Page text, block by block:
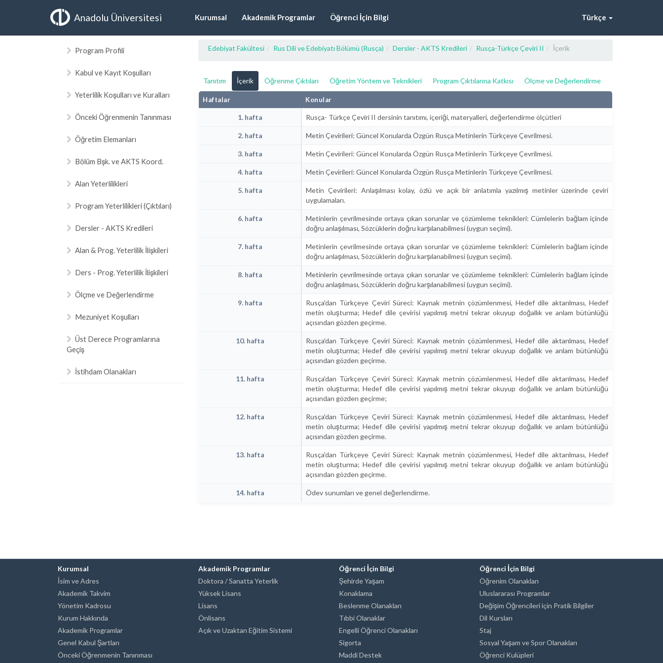
Anadolu Üniversitesi Kurumsal Akademik Programlar Öğrenci İçin Bilgi Türkçe
Program Profili
Kabul ve Kayıt Koşulları
Yeterlilik Koşulları ve Kuralları
Önceki Öğrenmenin Tanınması
Öğretim Elemanları
Bölüm Bşk. ve AKTS Koord.
Alan Yeterlilikleri
Program Yeterlilikleri (Çıktıları)
Dersler - AKTS Kredileri
Alan & Prog. Yeterlilik İlişkileri
Ders - Prog. Yeterlilik İlişkileri
Ölçme ve Değerlendirme
Mezuniyet Koşulları
Üst Derece Programlarına
Geçiş
İstihdam Olanakları
Edebiyat Fakültesi Rus Dili ve Edebiyatı Bölümü (Rusça) Dersler - AKTS Kredileri Rusça-Türkçe Çeviri II İçerik
Tanıtım İçerik Öğrenme Çıktıları Öğretim Yöntem ve Teknikleri Program Çıktılarına Katkısı Ölçme ve Değerlendirme
Haftalar Konular
1. hafta Rusça- Türkçe Çeviri II dersinin tanıtımı, içeriği, materyalleri, değerlendirme ölçütleri
2. hafta Metin Çevirileri: Güncel Konularda Özgün Rusça Metinlerin Türkçeye Çevrilmesi.
3. hafta Metin Çevirileri: Güncel Konularda Özgün Rusça Metinlerin Türkçeye Çevrilmesi.
4. hafta Metin Çevirileri: Güncel Konularda Özgün Rusça Metinlerin Türkçeye Çevrilmesi.
5. hafta
Metin Çevirileri: Anlaşılması kolay, özlü ve açık bir anlatımla yazılmış metinler üzerinde çeviri
uygulamaları.
6. hafta
Metinlerin çevrilmesinde ortaya çıkan sorunlar ve çözümleme teknikleri: Cümlelerin bağlam içinde
doğru anlaşılması, Sözcüklerin doğru karşılanabilmesi (uygun seçimi).
7. hafta
Metinlerin çevrilmesinde ortaya çıkan sorunlar ve çözümleme teknikleri: Cümlelerin bağlam içinde
doğru anlaşılması, Sözcüklerin doğru karşılanabilmesi (uygun seçimi).
8. hafta
Metinlerin çevrilmesinde ortaya çıkan sorunlar ve çözümleme teknikleri: Cümlelerin bağlam içinde
doğru anlaşılması, Sözcüklerin doğru karşılanabilmesi (uygun seçimi).
9. hafta
Rusça'dan Türkçeye Çeviri Süreci: Kaynak metnin çözümlenmesi, Hedef dile aktarılması, Hedef
metin oluşturma; Hedef dile çevirisi yapılmış metni tekrar okuyup doğallık ve anlam bütünlüğü
açısından gözden geçirme.
10. hafta
Rusça'dan Türkçeye Çeviri Süreci: Kaynak metnin çözümlenmesi, Hedef dile aktarılması, Hedef
metin oluşturma; Hedef dile çevirisi yapılmış metni tekrar okuyup doğallık ve anlam bütünlüğü
açısından gözden geçirme.
11. hafta
Rusça'dan Türkçeye Çeviri Süreci: Kaynak metnin çözümlenmesi, Hedef dile aktarılması, Hedef
metin oluşturma; Hedef dile çevirisi yapılmış metni tekrar okuyup doğallık ve anlam bütünlüğü
açısından gözden geçirme;
12. hafta
Rusça'dan Türkçeye Çeviri Süreci: Kaynak metnin çözümlenmesi, Hedef dile aktarılması, Hedef
metin oluşturma; Hedef dile çevirisi yapılmış metni tekrar okuyup doğallık ve anlam bütünlüğü
açısından gözden geçirme.
13. hafta
Rusça'dan Türkçeye Çeviri Süreci: Kaynak metnin çözümlenmesi, Hedef dile aktarılması, Hedef
metin oluşturma; Hedef dile çevirisi yapılmış metni tekrar okuyup doğallık ve anlam bütünlüğü
açısından gözden geçirme.
14. hafta Ödev sunumları ve genel değerlendirme.
Kurumsal
İsim ve Adres
Akademik Takvim
Yönetim Kadrosu
Kurum Hakkında
Akademik Programlar
Genel Kabul Şartları
Önceki Öğrenmenin Tanınması
Akademik Programlar
Doktora / Sanatta Yeterlik
Yüksek Lisans
Lisans
Önlisans
Açık ve Uzaktan Eğitim Sistemi
Öğrenci İçin Bilgi
Şehirde Yaşam
Konaklama
Beslenme Olanakları
Tıbbi Olanaklar
Engelli Öğrenci Olanakları
Sigorta
Maddi Destek
Öğrenci İçin Bilgi
Öğrenim Olanakları
Uluslararası Programlar
Değişim Öğrencileri için Pratik Bilgiler
Dil Kursları
Staj
Sosyal Yaşam ve Spor Olanakları
Öğrenci Kulüpleri